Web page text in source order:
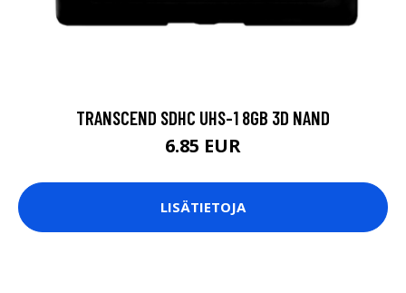
TRANSCEND SDHC UHS-1 8GB 3D NAND
6.85 EUR
LISÄTIETOJA